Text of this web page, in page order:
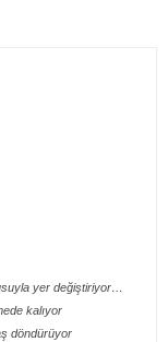
yer değiştiriyor…
kalıyor
döndürüyor